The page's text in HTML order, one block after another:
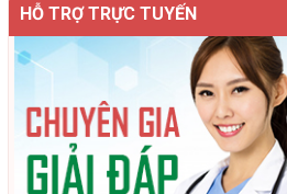
HỖ TRỢ TRỰC TUYẾN